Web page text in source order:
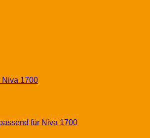
für Niva 1700